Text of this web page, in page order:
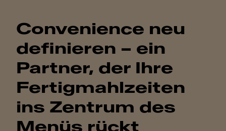
Convenience neu
definieren – ein
Partner, der Ihre
Fertigmahlzeiten
ins Zentrum des
Menüs rückt